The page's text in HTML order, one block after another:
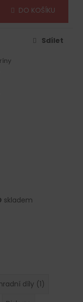
DO KOŠÍKU
Sdílet
skladem
díly (1)